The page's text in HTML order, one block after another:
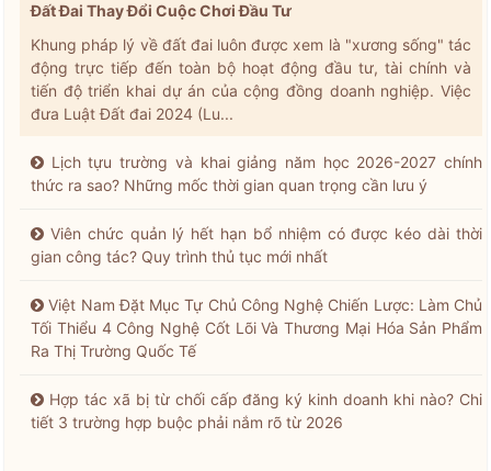
Đất Đai Thay Đổi Cuộc Chơi Đầu Tư
Khung pháp lý về đất đai luôn được xem là "xương sống" tác
động trực tiếp đến toàn bộ hoạt động đầu tư, tài chính và
tiến độ triển khai dự án của cộng đồng doanh nghiệp. Việc
đưa Luật Đất đai 2024 (Lu...
Lịch tựu trường và khai giảng năm học 2026-2027 chính
thức ra sao? Những mốc thời gian quan trọng cần lưu ý
Viên chức quản lý hết hạn bổ nhiệm có được kéo dài thời
gian công tác? Quy trình thủ tục mới nhất
Việt Nam Đặt Mục Tự Chủ Công Nghệ Chiến Lược: Làm Chủ
Tối Thiểu 4 Công Nghệ Cốt Lõi Và Thương Mại Hóa Sản Phẩm
Ra Thị Trường Quốc Tế
Hợp tác xã bị từ chối cấp đăng ký kinh doanh khi nào? Chi
tiết 3 trường hợp buộc phải nắm rõ từ 2026